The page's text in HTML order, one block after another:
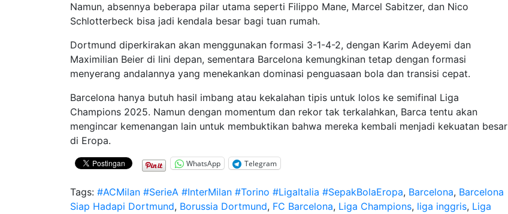
Namun, absennya beberapa pilar utama seperti Filippo Mane, Marcel Sabitzer, dan Nico
Schlotterbeck bisa jadi kendala besar bagi tuan rumah.
Dortmund diperkirakan akan menggunakan formasi 3-1-4-2, dengan Karim Adeyemi dan
Maximilian Beier di lini depan, sementara Barcelona kemungkinan tetap dengan formasi
menyerang andalannya yang menekankan dominasi penguasaan bola dan transisi cepat.
Barcelona hanya butuh hasil imbang atau kekalahan tipis untuk lolos ke semifinal Liga
Champions 2025. Namun dengan momentum dan rekor tak terkalahkan, Barca tentu akan
mengincar kemenangan lain untuk membuktikan bahwa mereka kembali menjadi kekuatan besar
di Eropa.
WhatsApp Telegram
Tags: #ACMilan #SerieA #InterMilan #Torino #LigaItalia #SepakBolaEropa, Barcelona, Barcelona
Siap Hadapi Dortmund, Borussia Dortmund, FC Barcelona, Liga Champions, liga inggris, Liga